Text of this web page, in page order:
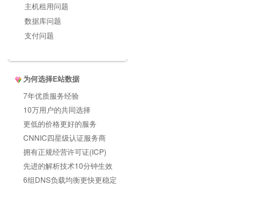
主机租用问题
数据库问题
支付问题
为何选择E站数据
7年优质服务经验
10万用户的共同选择
更低的价格更好的服务
CNNIC四星级认证服务商
拥有正规经营许可证(ICP)
先进的解析技术10分钟生效
6组DNS负载均衡更快更稳定